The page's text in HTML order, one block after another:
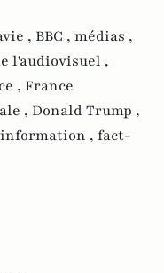
, BBC , médias ,
l'audiovisuel ,
, France
, Donald Trump ,
, fact-